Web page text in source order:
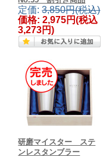
定価:3,850円(税込)
価格:2,975円(税込
3,273円)
研磨マイスター ステ
ンレスタンブラー